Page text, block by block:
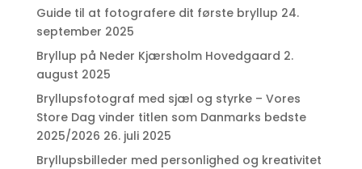
Guide til at fotografere dit første bryllup 24.
september 2025
Bryllup på Neder Kjærsholm Hovedgaard 2.
august 2025
Bryllupsfotograf med sjæl og styrke – Vores
Store Dag vinder titlen som Danmarks bedste
2025/2026 26. juli 2025
Bryllupsbilleder med personlighed og kreativitet